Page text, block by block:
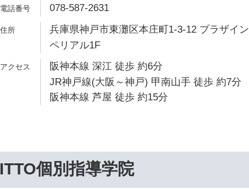
078-587-2631
兵庫県神戸市東灘区本庄町1-3-12 プラザイン
ペリアル1F
阪神本線 深江 徒歩 約6分
JR神戸線(大阪～神戸) 甲南山手 徒歩 約7分
阪神本線 芦屋 徒歩 約15分
ITTO個別指導学院